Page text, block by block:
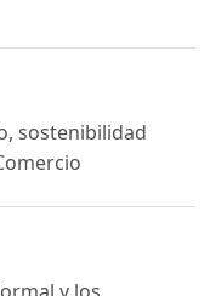
sostenibilidad